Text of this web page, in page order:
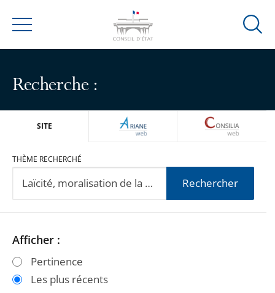
Menu
Ouvrir
Recherche :
SITE ARIANEWEB
THÈME RECHERCHÉ
Rechercher
Passer
les
filtres
Passer
les
filtres
Afficher :
Pertinence
Les plus récents